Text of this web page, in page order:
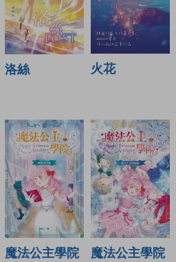
洛絲 火花
魔法公主學院
魔法公主學院